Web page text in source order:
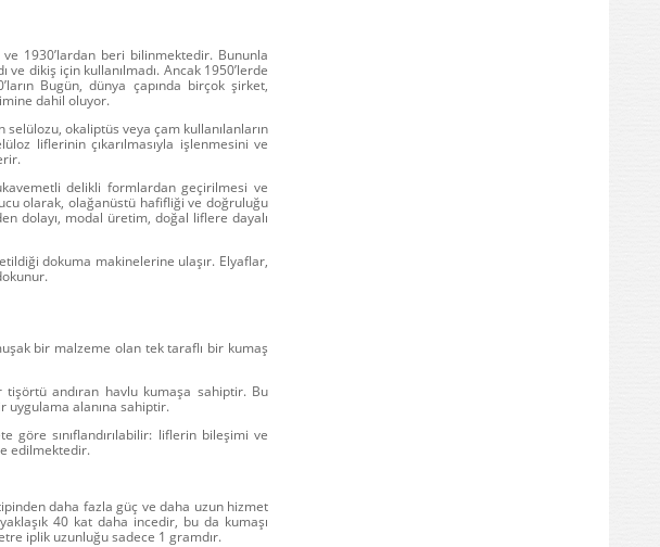
ve 1930’lardan beri bilinmektedir. Bununla
dikiş için kullanılmadı. Ancak 1950’lerde
Bugün, dünya çapında birçok şirket,
dahil oluyor.
okaliptüs veya çam kullanılanların
liflerinin çıkarılmasıyla işlenmesini ve
delikli formlardan geçirilmesi ve
olarak, olağanüstü hafifliği ve doğruluğu
dolayı, modal üretim, doğal liflere dayalı
dokuma makinelerine ulaşır. Elyaflar,
bir malzeme olan tek taraflı bir kumaş
andıran havlu kumaşa sahiptir. Bu
uygulama alanına sahiptir.
sınıflandırılabilir: liflerin bileşimi ve
edilmektedir.
daha fazla güç ve daha uzun hizmet
40 kat daha incedir, bu da kumaşı
iplik uzunluğu sadece 1 gramdır.